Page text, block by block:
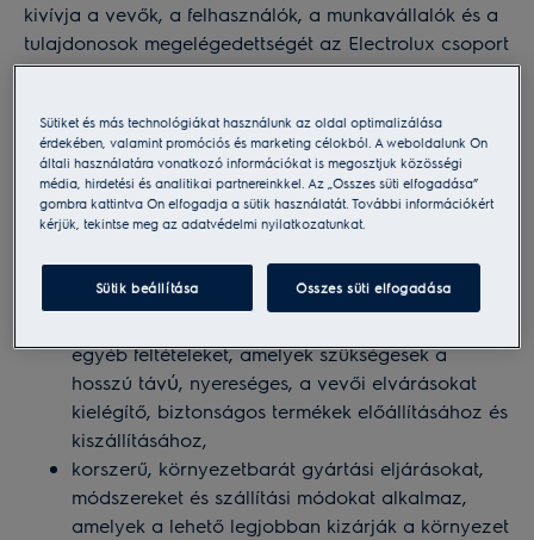
kivívja a vevők, a felhasználók, a munkavállalók és a
tulajdonosok megelégedettségét az Electrolux csoport
által garantált színvonalon.
A cél elérése érdekében a vállalat vezetése:
kötelezettséget vállal az érvényes jogszabályok,
szabályozások maradéktalan betartására és
betartatására,
egyéb feltételeket, amelyek szükségesek a
hosszú távύ, nyereséges, a vevői elvárásokat
kielégítő, biztonságos termékek előállításához és
kiszállításához,
korszerű, környezetbarát gyártási eljárásokat,
módszereket és szállítási módokat alkalmaz,
amelyek a lehető legjobban kizárják a környezet
Sütiket és más technológiákat használunk az oldal optimalizálása
érdekében, valamint promóciós és marketing célokból. A weboldalunk Ön
általi használatára vonatkozó információkat is megosztjuk közösségi
média, hirdetési és analitikai partnereinkkel. Az „Összes süti elfogadása”
gombra kattintva Ön elfogadja a sütik használatát. További információkért
kérjük, tekintse meg az adatvédelmi nyilatkozatunkat.
Sütik beállítása Összes süti elfogadása